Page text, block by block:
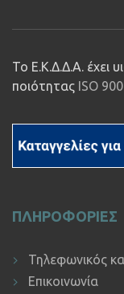
Το Ε.Κ.Δ.Δ.Α. έχει
ποιότητας ISO
ΠΛΗΡΟΦΟΡΙΕΣ
Τηλεφωνικός
Επικοινωνία